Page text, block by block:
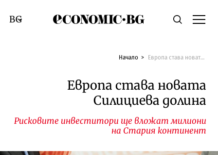
Economic.bgТърсене
Смяна на език
Начало Европа става новата Силициева долина
Европа става новата
Силициева долина
Рисковите инвеститори ще вложат милиони
на Стария континент